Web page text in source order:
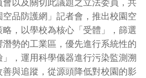
品防護網」記者會，推出校園空
，以學校為核心「受體」，篩選
勢的工業區，優先進行系統性的
」，運用科學儀器進行污染監測溯
與追蹤，從源頭降低對校園的影